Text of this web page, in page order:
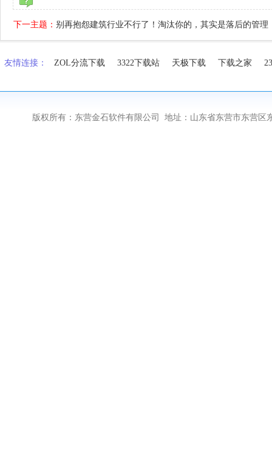
下一主题： 别再抱怨建筑行业不行了！淘汰你的，其实是落后的管理
友情连接： ZOL分流下载 3322下载站 天极下载 下载之家
版权所有：东营金石软件有限公司 地址：山东省东营市东营区